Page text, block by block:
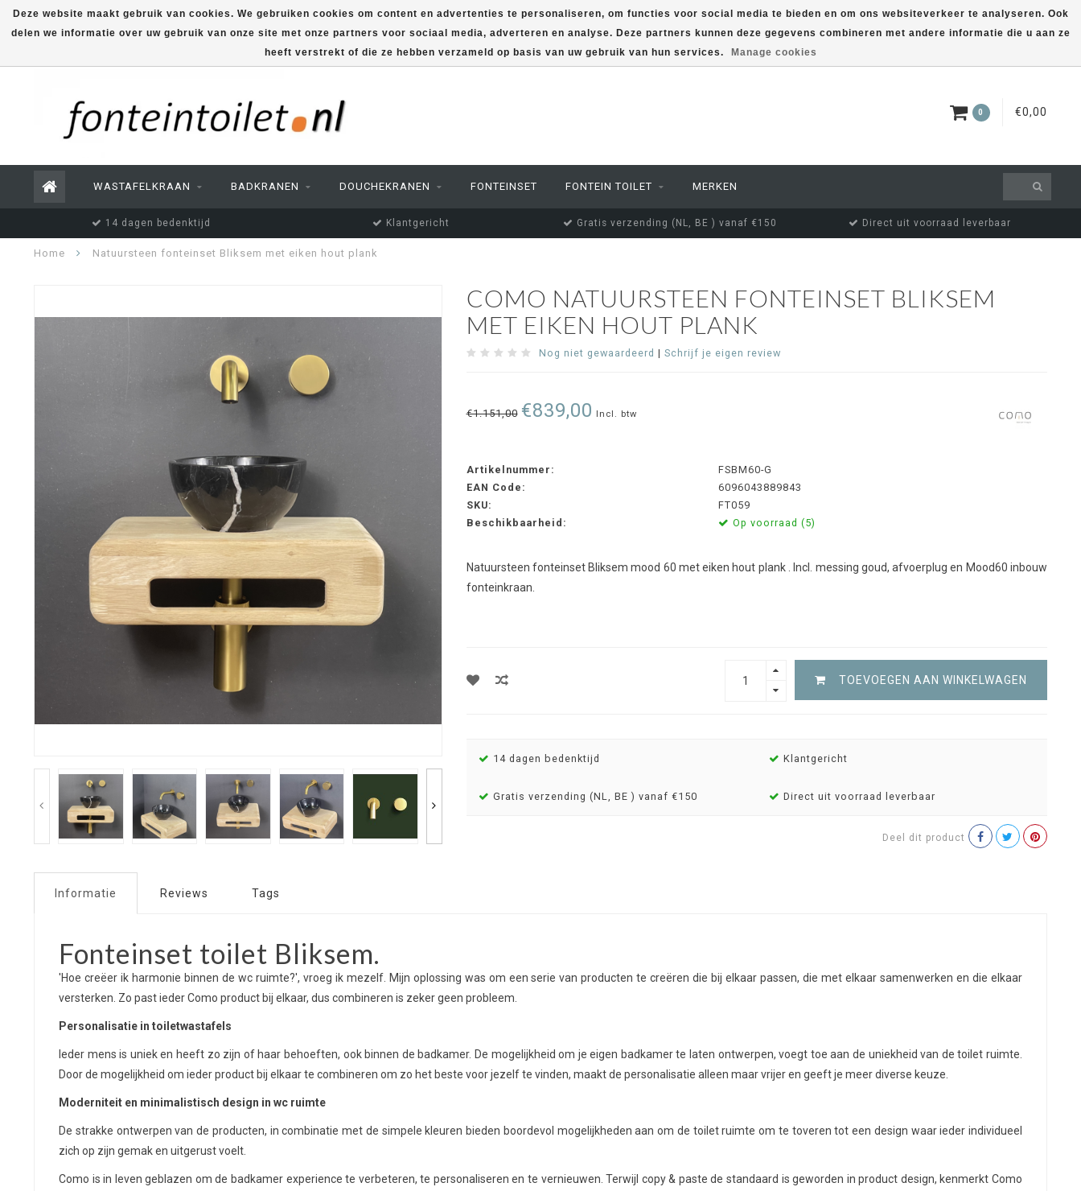
0 €0,00
WASTAFELKRAAN BADKRANEN DOUCHEKRANEN FONTEINSET FONTEIN TOILET MERKEN
14 dagen bedenktijd Klantgericht Gratis verzending (NL, BE ) vanaf €150 Direct uit voorraad leverbaar
Home Natuursteen fonteinset Bliksem met eiken hout plank
COMO NATUURSTEEN FONTEINSET BLIKSEM
MET EIKEN HOUT PLANK
Nog niet gewaardeerd | Schrijf je eigen review
€1.151,00 €839,00 Incl. btw
Artikelnummer:
FSBM60-G
EAN Code:
6096043889843
SKU:
FT059
Beschikbaarheid:
Op voorraad (5)
Natuursteen fonteinset Bliksem mood 60 met eiken hout plank . Incl. messing goud, afvoerplug en Mood60 inbouw
fonteinkraan.
TOEVOEGEN AAN WINKELWAGEN
14 dagen bedenktijd Klantgericht
Gratis verzending (NL, BE ) vanaf €150 Direct uit voorraad leverbaar
Deel dit product
Informatie Reviews Tags
Fonteinset toilet Bliksem.
'Hoe creëer ik harmonie binnen de wc ruimte?', vroeg ik mezelf. Mijn oplossing was om een serie van producten te creëren die bij elkaar passen, die met elkaar samenwerken en die elkaar
versterken. Zo past ieder Como product bij elkaar, dus combineren is zeker geen probleem.
Personalisatie in toiletwastafels
Ieder mens is uniek en heeft zo zijn of haar behoeften, ook binnen de badkamer. De mogelijkheid om je eigen badkamer te laten ontwerpen, voegt toe aan de uniekheid van de toilet ruimte.
Door de mogelijkheid om ieder product bij elkaar te combineren om zo het beste voor jezelf te vinden, maakt de personalisatie alleen maar vrijer en geeft je meer diverse keuze.
Moderniteit en minimalistisch design in wc ruimte
De strakke ontwerpen van de producten, in combinatie met de simpele kleuren bieden boordevol mogelijkheden aan om de toilet ruimte om te toveren tot een design waar ieder individueel
zich op zijn gemak en uitgerust voelt.
Como is in leven geblazen om de badkamer experience te verbeteren, te personaliseren en te vernieuwen. Terwijl copy & paste de standaard is geworden in product design, kenmerkt Como
Deze website maakt gebruik van cookies. We gebruiken cookies om content en advertenties te personaliseren, om functies voor social media te bieden en om ons websiteverkeer te analyseren. Ook
delen we informatie over uw gebruik van onze site met onze partners voor sociaal media, adverteren en analyse. Deze partners kunnen deze gegevens combineren met andere informatie die u aan ze
heeft verstrekt of die ze hebben verzameld op basis van uw gebruik van hun services.
Manage cookies